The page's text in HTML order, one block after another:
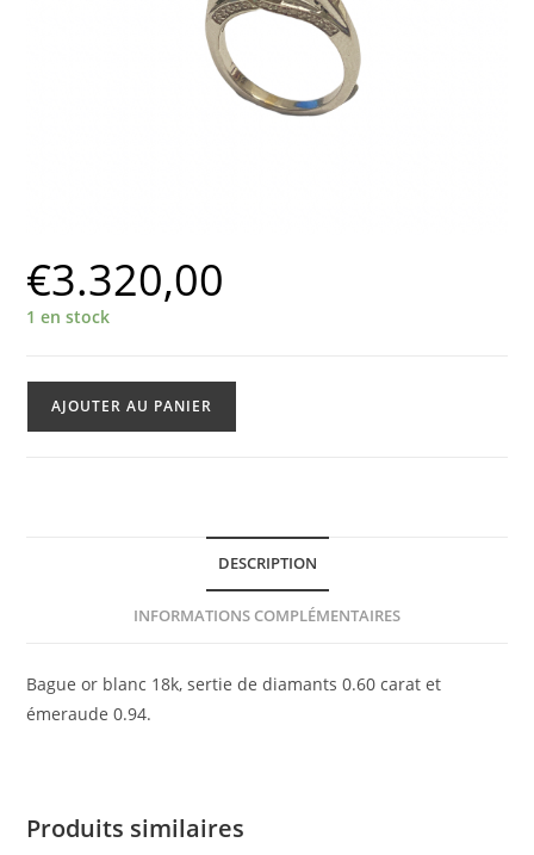
€3.320,00
1 en stock
AJOUTER AU PANIER
DESCRIPTION
INFORMATIONS COMPLÉMENTAIRES
Bague or blanc 18k, sertie de diamants 0.60 carat et
émeraude 0.94.
Produits similaires